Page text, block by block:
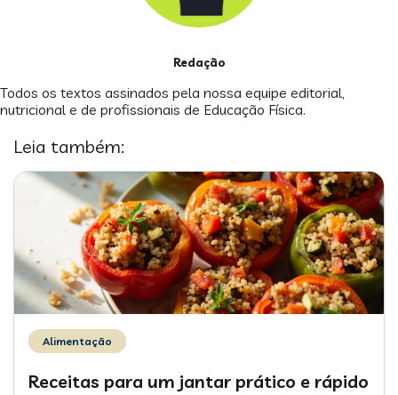
Redação
Todos os textos assinados pela nossa equipe editorial,
nutricional e de profissionais de Educação Física.
Leia também:
Alimentação
Receitas para um jantar prático e rápido